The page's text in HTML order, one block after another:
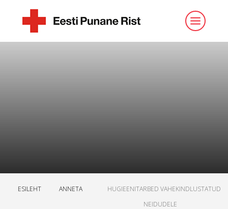
ESILEHT ANNETA
HUGIEENITARBED VAHEKINDLUSTATUD
NEIDUDELE